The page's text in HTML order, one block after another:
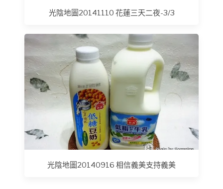
光陰地圖20141110 花蓮三天二夜-3/3
光陰地圖20140916 相信義美支持義美